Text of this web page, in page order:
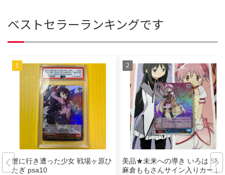
ベストセラーランキングです
蟹に行き遭った少女 戦場ヶ原ひ
たぎ psa10
美品★未来への導き いろは SP
麻倉ももさんサイン入りカード